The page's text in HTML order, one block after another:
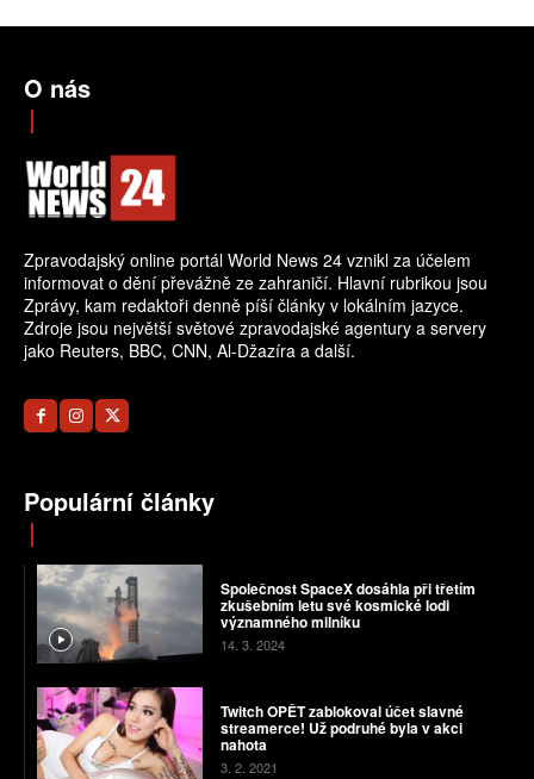
O nás
Zpravodajský online portál World News 24 vznikl za účelem
informovat o dění převážně ze zahraničí. Hlavní rubrikou jsou
Zprávy, kam redaktoři denně píší články v lokálním jazyce.
Zdroje jsou největší světové zpravodajské agentury a servery
jako Reuters, BBC, CNN, Al-Džazíra a další.
Populární články
Společnost SpaceX dosáhla při třetím
zkušebním letu své kosmické lodi
významného milníku
14. 3. 2024
Twitch OPĚT zablokoval účet slavné
streamerce! Už podruhé byla v akci
nahota
3. 2. 2021